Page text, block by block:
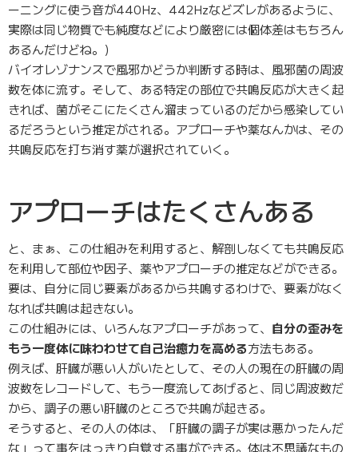
ーニングに使う音が440Hz、442Hzなどズレがあるように、
実際は同じ物質でも純度などにより厳密には個体差はもちろん
あるんだけどね。）
バイオレゾナンスで風邪かどうか判断する時は、風邪菌の周波
数を体に流す。そして、ある特定の部位で共鳴反応が大きく起
きれば、菌がそこにたくさん溜まっているのだから感染してい
るだろうという推定がされる。アプローチや薬なんかは、その
共鳴反応を打ち消す薬が選択されていく。
アプローチはたくさんある
と、まぁ、この仕組みを利用すると、解剖しなくても共鳴反応
を利用して部位や因子、薬やアプローチの推定などができる。
要は、自分に同じ要素があるから共鳴するわけで、要素がなく
なれば共鳴は起きない。
この仕組みには、いろんなアプローチがあって、 自分の歪みを
もう一度体に味わわせて自己治癒力を高める方法もある。
例えば、肝臓が悪い人がいたとして、その人の現在の肝臓の周
波数をレコードして、もう一度流してあげると、同じ周波数だ
から、調子の悪い肝臓のところで共鳴が起きる。
そうすると、その人の体は、「肝臓の調子が実は悪かったんだ
な」って事をはっきり自覚する事ができる。体は不思議なもの